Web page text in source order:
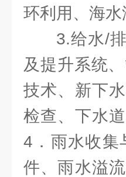
环利用、海水
3.给水/
及提升系统
技术、新下
检查、下水
4．雨水收集
件、雨水溢